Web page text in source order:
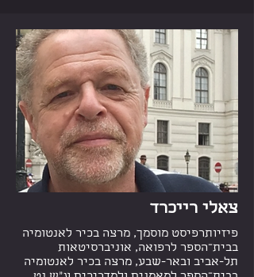
צאלי רייכרד
פיזיותרפיסט מוסמך, מרצה בכיר לאנטומיה
בבית־הספר לרפואה, אוניברסיטאות
תל-אביב ובאר-שבע, מרצה בכיר לאנטומיה